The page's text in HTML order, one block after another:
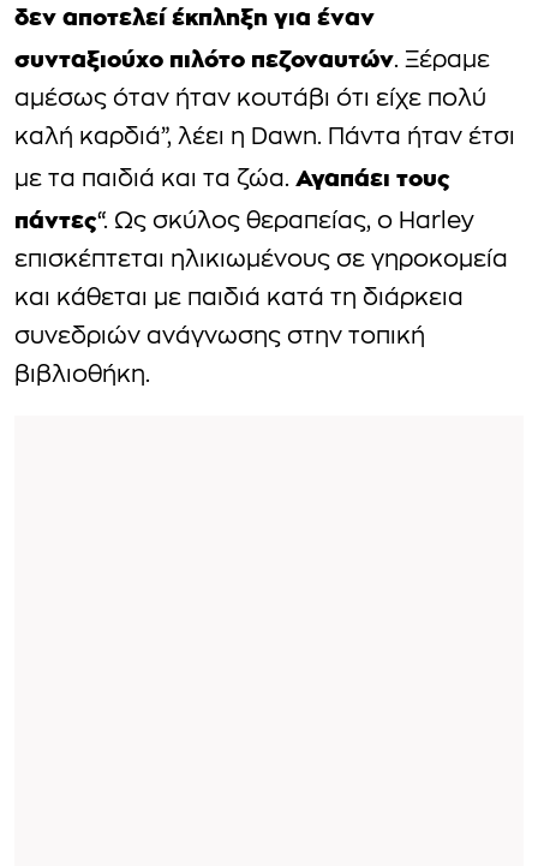
δεν αποτελεί έκπληξη για έναν
συνταξιούχο πιλότο πεζοναυτών. Ξέραμε
αμέσως όταν ήταν κουτάβι ότι είχε πολύ
καλή καρδιά”, λέει η Dawn. Πάντα ήταν έτσι
με τα παιδιά και τα ζώα. Αγαπάει τους
πάντες“. Ως σκύλος θεραπείας, ο Harley
επισκέπτεται ηλικιωμένους σε γηροκομεία
και κάθεται με παιδιά κατά τη διάρκεια
συνεδριών ανάγνωσης στην τοπική
βιβλιοθήκη.